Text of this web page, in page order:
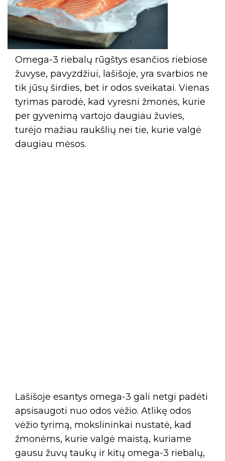
Omega-3 riebalų rūgštys esančios riebiose
žuvyse, pavyzdžiui, lašišoje, yra svarbios ne
tik jūsų širdies, bet ir odos sveikatai. Vienas
tyrimas parodė, kad vyresni žmonės, kurie
per gyvenimą vartojo daugiau žuvies,
turėjo mažiau raukšlių nei tie, kurie valgė
daugiau mėsos.
Lašišoje esantys omega-3 gali netgi padėti
apsisaugoti nuo odos vėžio. Atlikę odos
vėžio tyrimą, mokslininkai nustatė, kad
žmonėms, kurie valgė maistą, kuriame
gausu žuvų taukų ir kitų omega-3 riebalų,